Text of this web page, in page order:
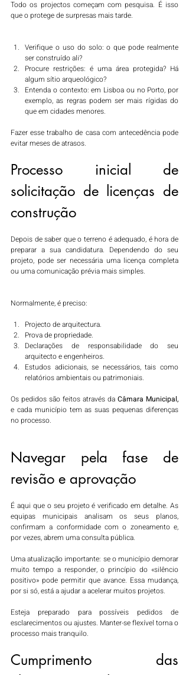
Todo os projectos começam com pesquisa. É isso
que o protege de surpresas mais tarde.
Verifique o uso do solo: o que pode realmente
ser construído ali?
Procure restrições: é uma área protegida? Há
algum sítio arqueológico?
Entenda o contexto: em Lisboa ou no Porto, por
exemplo, as regras podem ser mais rígidas do
que em cidades menores.
Fazer esse trabalho de casa com antecedência pode
evitar meses de atrasos.
Processo inicial de
solicitação de licenças de
construção
Depois de saber que o terreno é adequado, é hora de
preparar a sua candidatura. Dependendo do seu
projeto, pode ser necessária uma licença completa
ou uma comunicação prévia mais simples.
Normalmente, é preciso:
Projecto de arquitectura.
Prova de propriedade.
Declarações de responsabilidade do seu
arquitecto e engenheiros.
Estudos adicionais, se necessários, tais como
relatórios ambientais ou patrimoniais.
Os pedidos são feitos através da Câmara Municipal,
e cada município tem as suas pequenas diferenças
no processo.
Navegar pela fase de
revisão e aprovação
É aqui que o seu projeto é verificado em detalhe. As
equipas municipais analisam os seus planos,
confirmam a conformidade com o zoneamento e,
por vezes, abrem uma consulta pública.
Uma atualização importante: se o município demorar
muito tempo a responder, o princípio do «silêncio
positivo» pode permitir que avance. Essa mudança,
por si só, está a ajudar a acelerar muitos projetos.
Esteja preparado para possíveis pedidos de
esclarecimentos ou ajustes. Manter-se flexível torna o
processo mais tranquilo.
Cumprimento das